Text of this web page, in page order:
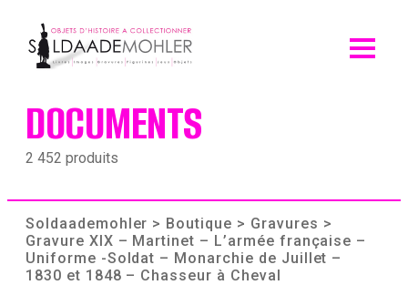
content
DOCUMENTS
2 452 produits
Soldaademohler > Boutique > Gravures >
Gravure XIX – Martinet – L’armée française –
Uniforme -Soldat – Monarchie de Juillet –
1830 et 1848 – Chasseur à Cheval